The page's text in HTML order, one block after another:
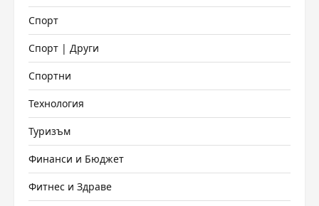
Спорт
Спорт | Други
Спортни
Технология
Туризъм
Финанси и Бюджет
Фитнес и Здраве